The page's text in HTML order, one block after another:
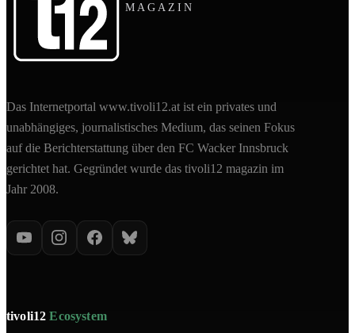
MAGAZIN
Das Internetportal www.tivoli12.at ist ein privates und
unabhängiges, journalistisches Medium, das seinen Fokus
auf die Berichterstattung über den FC Wacker Innsbruck
gerichtet hat. Gegründet wurde das tivoli12 magazin im
Jahr 2008.
tivoli12Ecosystem